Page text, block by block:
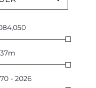
37m
- 2026